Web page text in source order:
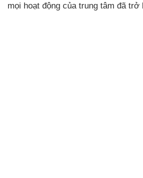
mọi hoạt động của trung tâm đã